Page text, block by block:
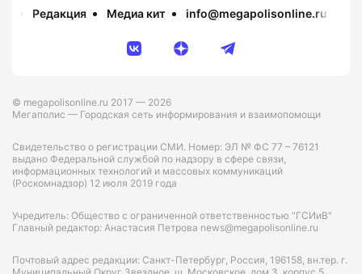
Редакция Медиа кит info@megapolisonline.ru
© megapolisonline.ru 2017 — 2026
Мегаполис — Городская сеть информирования и взаимопомощи
Свидетельство о регистрации СМИ. Номер: ЭЛ № ФС 77 – 76121
выдано Федеральной службой по надзору в сфере связи,
информационных технологий и массовых коммуникаций
(Роскомнадзор) 12 июля 2019 года
Учредитель: Общество с ограниченной ответственностью "ГСИиВ"
Главный редактор: Анастасия Петрова news@megapolisonline.ru
Почтовый адрес редакции: Санкт-Петербург, Россия, 196158, вн.тер. г.